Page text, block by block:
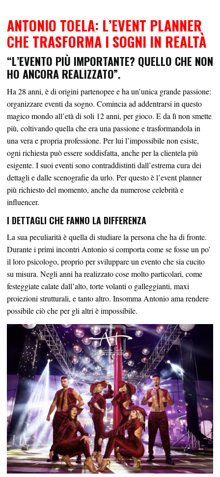
ANTONIO TOELA: L’EVENT PLANNER
CHE TRASFORMA I SOGNI IN REALTÀ
“L’EVENTO PIÙ IMPORTANTE? QUELLO CHE NON
HO ANCORA REALIZZATO”.
Ha 28 anni, è di origini partenopee e ha un’unica grande passione:
organizzare eventi da sogno. Comincia ad addentrarsi in questo
magico mondo all’età di soli 12 anni, per gioco. E da lì non smette
più, coltivando quella che era una passione e trasformandola in
una vera e propria professione. Per lui l’impossibile non esiste,
ogni richiesta può essere soddisfatta, anche per la clientela più
esigente. I suoi eventi sono contraddistinti dall’estrema cura dei
dettagli e dalle scenografie da urlo. Per questo è l’event planner
più richiesto del momento, anche da numerose celebrità e
influencer.
I DETTAGLI CHE FANNO LA DIFFERENZA
La sua peculiarità è quella di studiare la persona che ha di fronte.
Durante i primi incontri Antonio si comporta come se fosse un po’
il loro psicologo, proprio per sviluppare un evento che sia cucito
su misura. Negli anni ha realizzato cose molto particolari, come
festeggiate calate dall’alto, torte volanti o galleggianti, maxi
proiezioni strutturali, e tanto altro. Insomma Antonio ama rendere
possibile ciò che per gli altri è impossibile.